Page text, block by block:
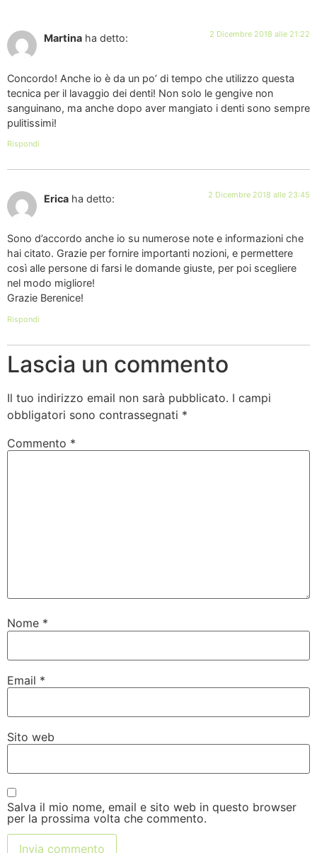
Martina ha detto: 2 Dicembre 2018 alle 21:22
Concordo! Anche io è da un po’ di tempo che utilizzo questa
tecnica per il lavaggio dei denti! Non solo le gengive non
sanguinano, ma anche dopo aver mangiato i denti sono sempre
pulitissimi!
Rispondi
Erica ha detto: 2 Dicembre 2018 alle 23:45
Sono d’accordo anche io su numerose note e informazioni che
hai citato. Grazie per fornire importanti nozioni, e permettere
così alle persone di farsi le domande giuste, per poi scegliere
nel modo migliore!
Grazie Berenice!
Rispondi
Lascia un commento
Il tuo indirizzo email non sarà pubblicato. I campi
obbligatori sono contrassegnati *
Commento *
Nome *
Email *
Sito web
Salva il mio nome, email e sito web in questo browser
per la prossima volta che commento.